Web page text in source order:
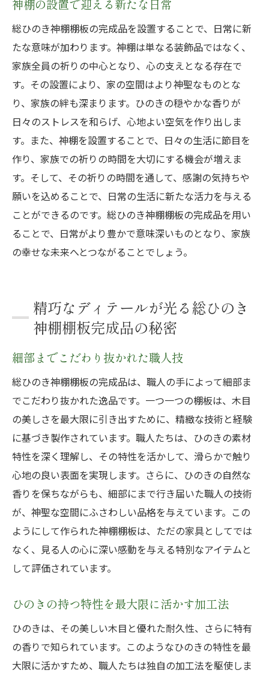
神棚の設置で迎える新たな日常
総ひのき神棚棚板の完成品を設置することで、日常に新
たな意味が加わります。神棚は単なる装飾品ではなく、
家族全員の祈りの中心となり、心の支えとなる存在で
す。その設置により、家の空間はより神聖なものとな
り、家族の絆も深まります。ひのきの穏やかな香りが
日々のストレスを和らげ、心地よい空気を作り出しま
す。また、神棚を設置することで、日々の生活に節目を
作り、家族での祈りの時間を大切にする機会が増えま
す。そして、その祈りの時間を通して、感謝の気持ちや
願いを込めることで、日常の生活に新たな活力を与える
ことができるのです。総ひのき神棚棚板の完成品を用い
ることで、日常がより豊かで意味深いものとなり、家族
の幸せな未来へとつながることでしょう。
精巧なディテールが光る総ひのき
神棚棚板完成品の秘密
細部までこだわり抜かれた職人技
総ひのき神棚棚板の完成品は、職人の手によって細部ま
でこだわり抜かれた逸品です。一つ一つの棚板は、木目
の美しさを最大限に引き出すために、精緻な技術と経験
に基づき製作されています。職人たちは、ひのきの素材
特性を深く理解し、その特性を活かして、滑らかで触り
心地の良い表面を実現します。さらに、ひのきの自然な
香りを保ちながらも、細部にまで行き届いた職人の技術
が、神聖な空間にふさわしい品格を与えています。この
ようにして作られた神棚棚板は、ただの家具としてでは
なく、見る人の心に深い感動を与える特別なアイテムと
して評価されています。
ひのきの持つ特性を最大限に活かす加工法
ひのきは、その美しい木目と優れた耐久性、さらに特有
の香りで知られています。このようなひのきの特性を最
大限に活かすため、職人たちは独自の加工法を駆使しま